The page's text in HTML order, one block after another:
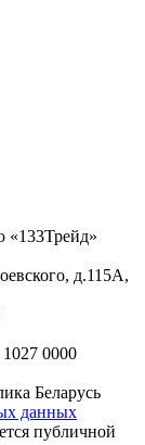
«133Трейд»
д.115А,
0000
Беларусь
данных
публичной